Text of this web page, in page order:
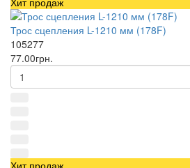
Трос сцепления L-1210 мм (178F)
105277
77.00грн.